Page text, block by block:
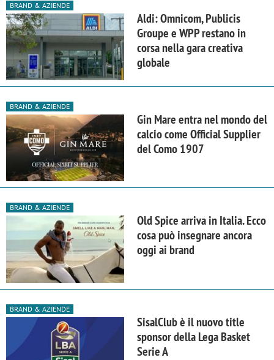
BRAND & AZIENDE
Aldi: Omnicom, Publicis
Groupe e WPP restano in
corsa nella gara creativa
globale
BRAND & AZIENDE
Gin Mare entra nel mondo del
calcio come Official Supplier
del Como 1907
BRAND & AZIENDE
Old Spice arriva in Italia. Ecco
cosa può insegnare ancora
oggi ai brand
BRAND & AZIENDE
SisalClub è il nuovo title
sponsor della Lega Basket
Serie A